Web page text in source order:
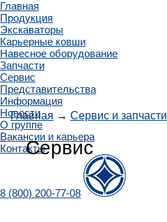
Главная
Продукция
Экскаваторы
Карьерные ковши
Навесное оборудование
Запчасти
Сервис
Представительства
Информация
Новости
О группе
Вакансии и карьера
Контакты
8 (800) 200-77-08
Главная → Сервис и запчасти
Сервис